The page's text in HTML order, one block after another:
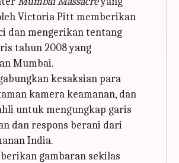
Victoria Pitt memberikan
dan mengerikan tentang
tahun 2008 yang
Mumbai.
kesaksian para
kamera keamanan, dan
untuk mengungkap garis
dan respons berani dari
India.
gambaran sekilas